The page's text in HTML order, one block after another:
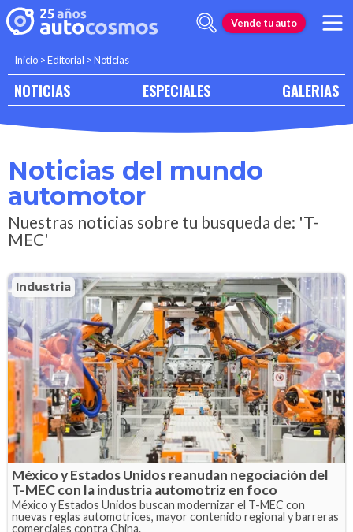
Vende tu auto
Inicio >Editorial >Noticias
NOTICIAS ESPECIALES GALERIAS
Noticias del mundo
automotor
Nuestras noticias sobre tu busqueda de: 'T-
MEC'
Industria
México y Estados Unidos reanudan negociación del
T-MEC con la industria automotriz en foco
México y Estados Unidos buscan modernizar el T-MEC con
nuevas reglas automotrices, mayor contenido regional y barreras
comerciales contra China.